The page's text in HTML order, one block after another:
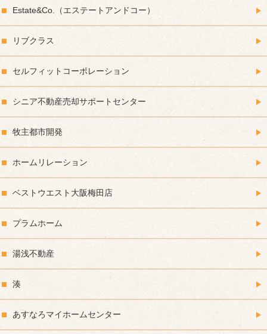
Estate&Co.（エステートアンドコー）
リブクラス
セルフィットコーポレーション
シニア不動産売却サポートセンター
牧主都市開発
ホームリレーション
ベストウエスト大阪梅田店
プラムホーム
湯浅不動産
湊
あすなろマイホームセンター